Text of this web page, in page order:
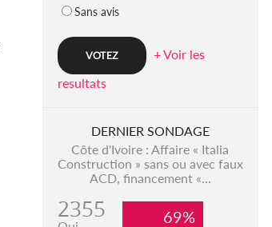
Sans avis
+ Voir les
resultats
DERNIER SONDAGE
Côte d'Ivoire : Affaire « Italia
Construction » sans ou avec faux
ACD, financement «...
2355 69%